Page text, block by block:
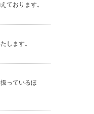
ております。
します。
っているほ